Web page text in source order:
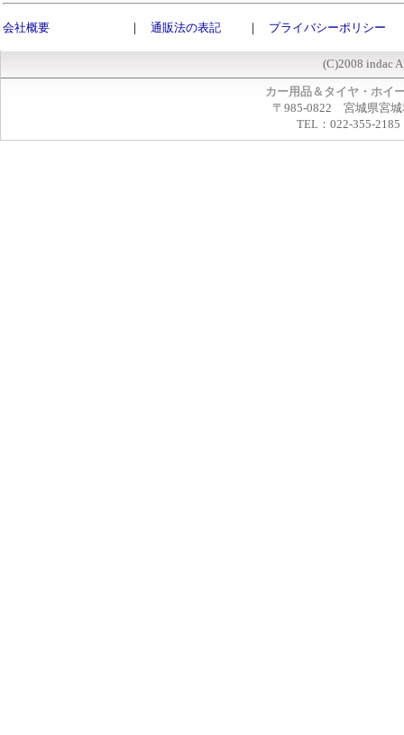
会社概要 ｜ 通販法の表記 ｜ プライバシーポリシー
(C)2008 indac
カー用品＆タイヤ・ホイ
〒985-0822 宮城県宮城
TEL：022-355-